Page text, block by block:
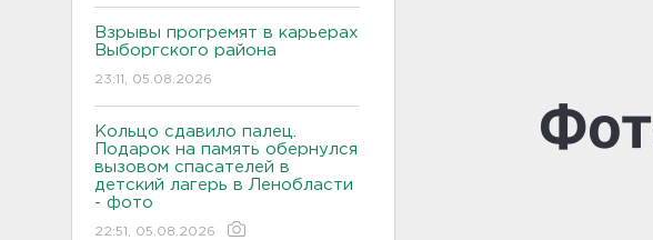
Взрывы прогремят в карьерах
Выборгского района
23:11, 05.08.2026
Кольцо сдавило палец.
Подарок на память обернулся
вызовом спасателей в
детский лагерь в Ленобласти
- фото
22:51, 05.08.2026